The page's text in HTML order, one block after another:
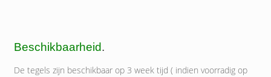
Beschikbaarheid.
De tegels zijn beschikbaar op 3 week tijd ( indien voorradig op